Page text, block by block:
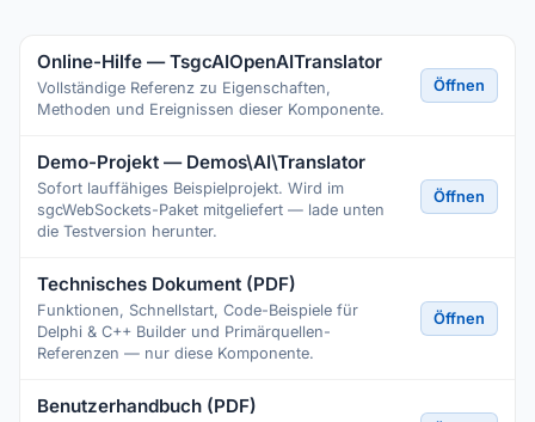
Online-Hilfe — TsgcAIOpenAITranslator
Vollständige Referenz zu Eigenschaften,
Methoden und Ereignissen dieser Komponente.
Öffnen
Demo-Projekt — Demos\AI\Translator
Sofort lauffähiges Beispielprojekt. Wird im
sgcWebSockets-Paket mitgeliefert — lade unten
die Testversion herunter.
Öffnen
Technisches Dokument (PDF)
Funktionen, Schnellstart, Code-Beispiele für
Delphi & C++ Builder und Primärquellen-
Referenzen — nur diese Komponente.
Öffnen
Benutzerhandbuch (PDF)